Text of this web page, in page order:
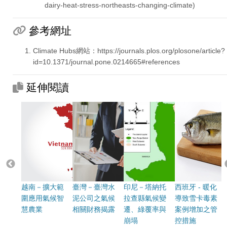
dairy-heat-stress-northeasts-changing-climate)
參考網址
Climate Hubs網站：https://journals.plos.org/plosone/article?
id=10.1371/journal.pone.0214665#references
延伸閱讀
越南－擴大範
圍應用氣候智
慧農業
臺灣－臺灣水
泥公司之氣候
相關財務揭露
印尼－塔納托
拉查縣氣候變
遷、綠覆率與
崩塌
西班牙 - 暖化
導致雪卡毒素
案例增加之管
控措施